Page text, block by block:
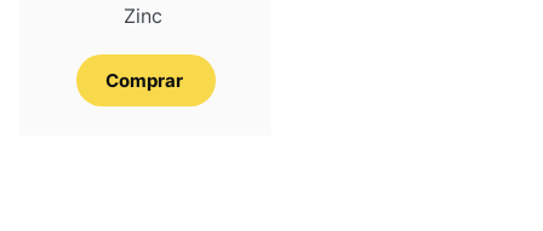
Zinc
Comprar